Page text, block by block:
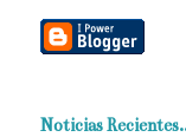
Noticias